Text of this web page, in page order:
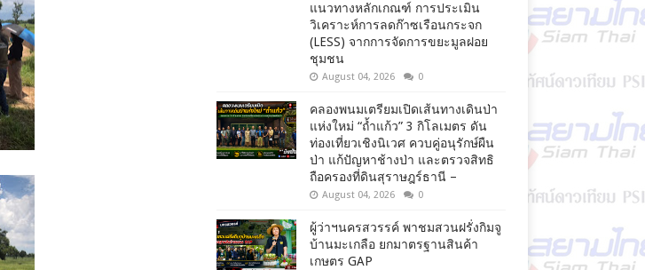
แนวทางหลักเกณฑ์ การประเมิน
วิเคราะห์การลดก๊าซเรือนกระจก
(LESS) จากการจัดการขยะมูลฝอย
ชุมชน
August 04, 2026 0
คลองพนมเตรียมเปิดเส้นทางเดินป่า
แห่งใหม่ “ถ้ำแก้ว” 3 กิโลเมตร ดัน
ท่องเที่ยวเชิงนิเวศ ควบคู่อนุรักษ์ผืน
ป่า แก้ปัญหาช้างป่า และตรวจสิทธิ
ถือครองที่ดินสุราษฎร์ธานี –
August 04, 2026 0
ผู้ว่าฯนครสวรรค์ พาชมสวนฝรั่งกิมจู
บ้านมะเกลือ ยกมาตรฐานสินค้า
เกษตร GAP